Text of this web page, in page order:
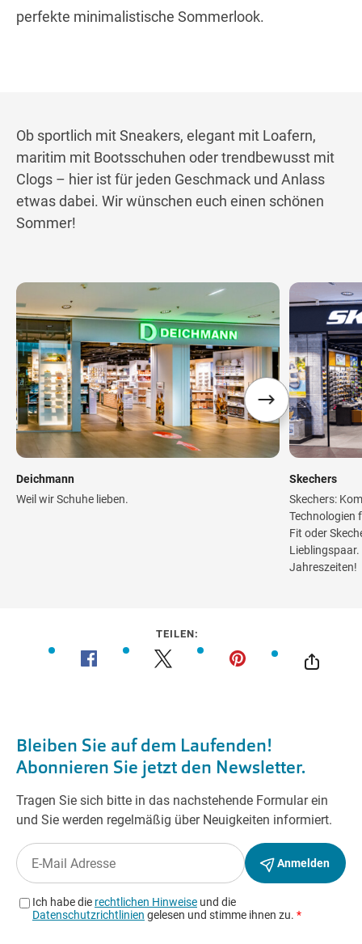
perfekte minimalistische Sommerlook.
Ob sportlich mit Sneakers, elegant mit Loafern,
maritim mit Bootsschuhen oder trendbewusst mit
Clogs – hier ist für jeden Geschmack und Anlass
etwas dabei. Wir wünschen euch einen schönen
Sommer!
Deichmann
Weil wir Schuhe lieben.
Skechers
Skechers:
Technologien
Fit oder
Jahreszeiten!
TEILEN: